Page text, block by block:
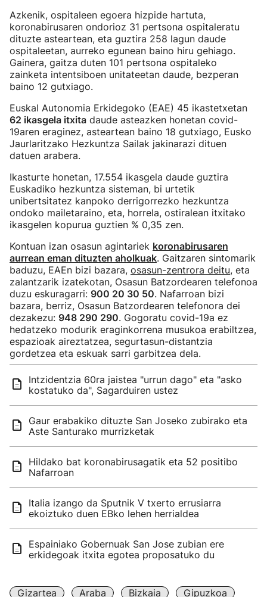
Azkenik, ospitaleen egoera hizpide hartuta,
koronabirusaren ondorioz 31 pertsona ospitaleratu
dituzte asteartean, eta guztira 258 lagun daude
ospitaleetan, aurreko egunean baino hiru gehiago.
Gainera, gaitza duten 101 pertsona ospitaleko
zainketa intentsiboen unitateetan daude, bezperan
baino 12 gutxiago.
Euskal Autonomia Erkidegoko (EAE) 45 ikastetxetan
62 ikasgela itxita daude asteazken honetan covid-
19aren eraginez, asteartean baino 18 gutxiago, Eusko
Jaurlaritzako Hezkuntza Sailak jakinarazi dituen
datuen arabera.
Ikasturte honetan, 17.554 ikasgela daude guztira
Euskadiko hezkuntza sisteman, bi urtetik
unibertsitatez kanpoko derrigorrezko hezkuntza
ondoko mailetaraino, eta, horrela, ostiralean itxitako
ikasgelen kopurua guztien % 0,35 zen.
Kontuan izan osasun agintariek koronabirusaren
aurrean eman dituzten aholkuak. Gaitzaren sintomarik
baduzu, EAEn bizi bazara, osasun-zentrora deitu, eta
zalantzarik izatekotan, Osasun Batzordearen telefonoa
duzu eskuragarri: 900 20 30 50. Nafarroan bizi
bazara, berriz, Osasun Batzordearen telefonora dei
dezakezu: 948 290 290. Gogoratu covid-19a ez
hedatzeko modurik eraginkorrena musukoa erabiltzea,
espazioak aireztatzea, segurtasun-distantzia
gordetzea eta eskuak sarri garbitzea dela.
Intzidentzia 60ra jaistea "urrun dago" eta "asko
kostatuko da", Sagarduiren ustez
Gaur erabakiko dituzte San Joseko zubirako eta
Aste Santurako murrizketak
Hildako bat koronabirusagatik eta 52 positibo
Nafarroan
Italia izango da Sputnik V txerto errusiarra
ekoiztuko duen EBko lehen herrialdea
Espainiako Gobernuak San Jose zubian ere
erkidegoak itxita egotea proposatuko du
Gizartea Araba Bizkaia Gipuzkoa